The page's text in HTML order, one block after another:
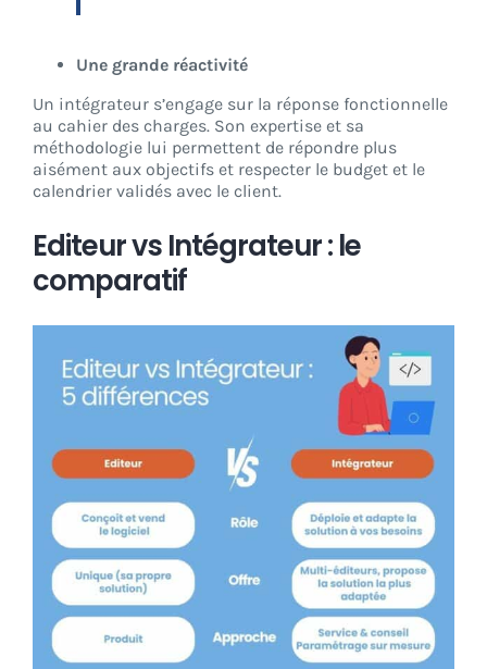
Une grande réactivité
Un intégrateur s’engage sur la réponse fonctionnelle
au cahier des charges. Son expertise et sa
méthodologie lui permettent de répondre plus
aisément aux objectifs et respecter le budget et le
calendrier validés avec le client.
Editeur vs Intégrateur : le
comparatif